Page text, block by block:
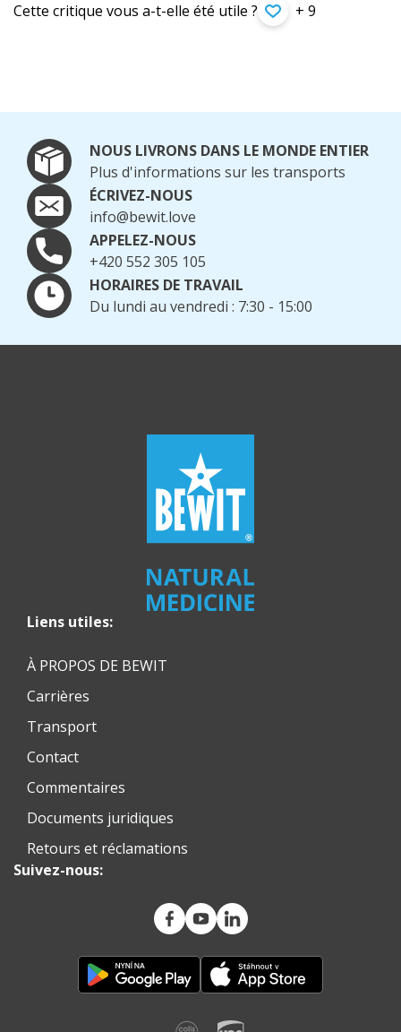
Cette critique vous a-t-elle été utile ? + 9
NOUS LIVRONS DANS LE MONDE ENTIER
Plus d'informations sur les transports
ÉCRIVEZ-NOUS
info@bewit.love
APPELEZ-NOUS
+420 552 305 105
HORAIRES DE TRAVAIL
Du lundi au vendredi : 7:30 - 15:00
Liens utiles:
À PROPOS DE BEWIT
Carrières
Transport
Contact
Commentaires
Documents juridiques
Retours et réclamations
Suivez-nous: